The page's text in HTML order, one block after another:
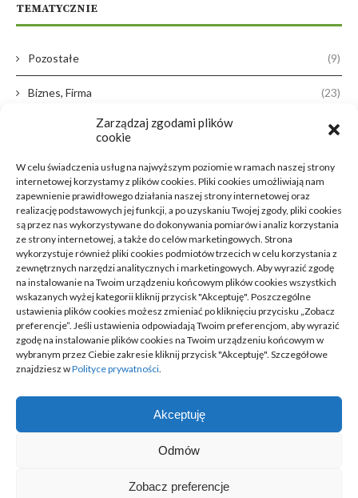
Zarządzaj zgodami plików
cookie
W celu świadczenia usług na najwyższym poziomie w ramach naszej strony
internetowej korzystamy z plików cookies. Pliki cookies umożliwiają nam
zapewnienie prawidłowego działania naszej strony internetowej oraz
realizację podstawowych jej funkcji, a po uzyskaniu Twojej zgody, pliki cookies
są przez nas wykorzystywane do dokonywania pomiarów i analiz korzystania
ze strony internetowej, a także do celów marketingowych. Strona
wykorzystuje również pliki cookies podmiotów trzecich w celu korzystania z
zewnętrznych narzędzi analitycznych i marketingowych. Aby wyrazić zgodę
na instalowanie na Twoim urządzeniu końcowym plików cookies wszystkich
wskazanych wyżej kategorii kliknij przycisk "Akceptuję". Poszczególne
ustawienia plików cookies możesz zmieniać po kliknięciu przycisku „Zobacz
preferencje”. Jeśli ustawienia odpowiadają Twoim preferencjom, aby wyrazić
zgodę na instalowanie plików cookies na Twoim urządzeniu końcowym w
wybranym przez Ciebie zakresie kliknij przycisk "Akceptuję". Szczegółowe
znajdziesz wPolityce prywatności.
Akceptuję
Odmów
Zobacz preferencje
TEMATYCZNIE
Pozostałe (9)
Biznes, Firma (23)
(38)
Zdrowie, Medycyna
Moda, Lifestyle
Motoryzacja (31)
Rozrywka, Edukacja (26)
Usługi
Technologie (23)
Sport, Turystyka
(52)
@ Trzesacz. Wszelkie prawa zastrzeżone